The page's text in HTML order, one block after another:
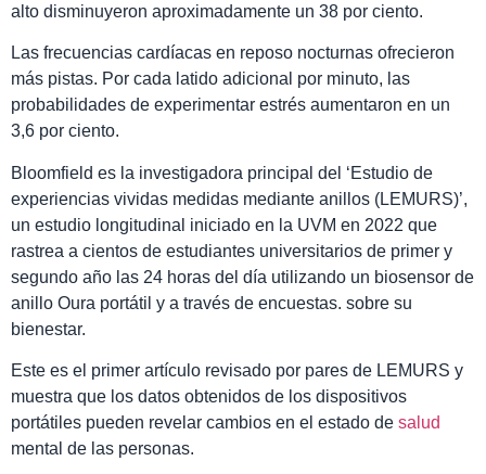
alto disminuyeron aproximadamente un 38 por ciento.
Las frecuencias cardíacas en reposo nocturnas ofrecieron
más pistas. Por cada latido adicional por minuto, las
probabilidades de experimentar estrés aumentaron en un
3,6 por ciento.
Bloomfield es la investigadora principal del ‘Estudio de
experiencias vividas medidas mediante anillos (LEMURS)’,
un estudio longitudinal iniciado en la UVM en 2022 que
rastrea a cientos de estudiantes universitarios de primer y
segundo año las 24 horas del día utilizando un biosensor de
anillo Oura portátil y a través de encuestas. sobre su
bienestar.
Este es el primer artículo revisado por pares de LEMURS y
muestra que los datos obtenidos de los dispositivos
portátiles pueden revelar cambios en el estado de salud
mental de las personas.